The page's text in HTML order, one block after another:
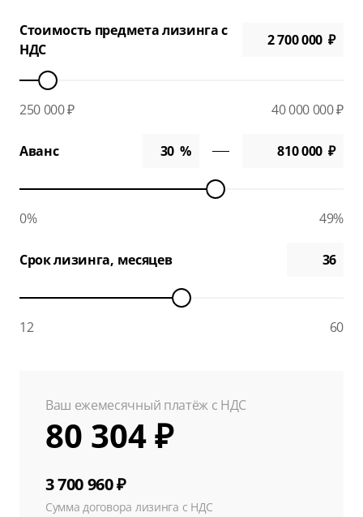
Стоимость предмета лизинга с
НДС
250 000 ₽ 40 000 000 ₽
Аванс
0% 49%
Срок лизинга, месяцев
12 60
Ваш ежемесячный платёж с НДС
80 304 ₽
3 700 960 ₽
Сумма договора лизинга с НДС